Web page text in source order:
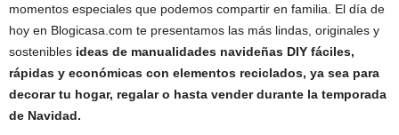
momentos especiales que podemos compartir en familia. El día de
hoy en Blogicasa.com te presentamos las más lindas, originales y
sostenibles ideas de manualidades navideñas DIY fáciles,
rápidas y económicas con elementos reciclados, ya sea para
decorar tu hogar, regalar o hasta vender durante la temporada
de Navidad.